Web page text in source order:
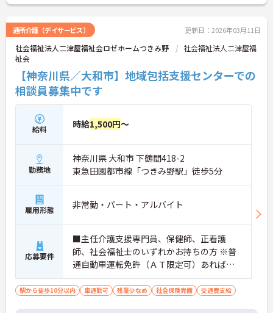
通所介護（デイサービス） 更新日：2026年03月11日
社会福祉法人二津屋福祉会ロゼホームつきみ野
社会福祉法人二津屋福
祉会
【神奈川県／大和市】地域包括支援センターでの
相談員募集中です
給料 時給1,500円～
勤務地
神奈川県 大和市 下鶴間418-2
東急田園都市線「つきみ野駅」徒歩5分
雇用形態 非常勤・パート・アルバイト
応募要件
■主任介護支援専門員、保健師、正看護
師、社会福祉士のいずれかお持ちの方 ※普
通自動車運転免許（ＡＴ限定可）あれば尚
可
駅から徒歩10分以内 車通勤可 残業少なめ 社会保険完備 交通費支給